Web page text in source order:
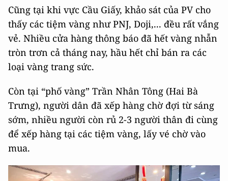
Cũng tại khi vực Cầu Giấy, khảo sát của PV cho
thấy các tiệm vàng như PNJ, Doji,... đều rất vắng
vẻ. Nhiều cửa hàng thông báo đã hết vàng nhẫn
tròn trơn cả tháng nay, hầu hết chỉ bán ra các
loại vàng trang sức.
Còn tại “phố vàng” Trần Nhân Tông (Hai Bà
Trưng), người dân đã xếp hàng chờ đợi từ sáng
sớm, nhiều người còn rủ 2-3 người thân đi cùng
để xếp hàng tại các tiệm vàng, lấy vé chờ vào
mua.